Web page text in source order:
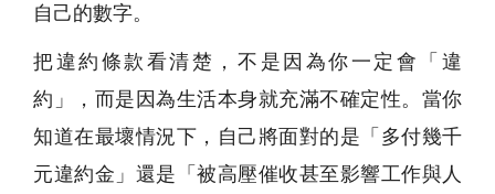
自己的數字。
把違約條款看清楚，不是因為你一定會「違
約」，而是因為生活本身就充滿不確定性。當你
知道在最壞情況下，自己將面對的是「多付幾千
元違約金」還是「被高壓催收甚至影響工作與人